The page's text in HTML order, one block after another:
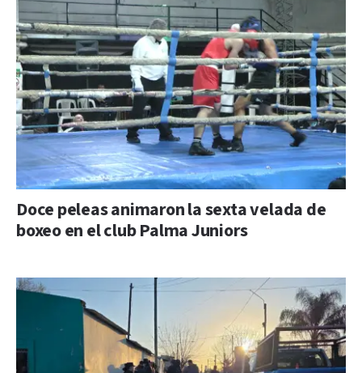
Doce peleas animaron la sexta velada de
boxeo en el club Palma Juniors